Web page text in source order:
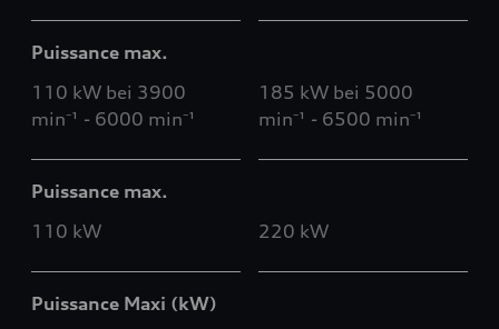
Puissance max.
110 kW bei 3900
min⁻¹ - 6000 min⁻¹
185 kW bei 5000
min⁻¹ - 6500 min⁻¹
Puissance max.
110 kW
220 kW
Puissance Maxi (kW)